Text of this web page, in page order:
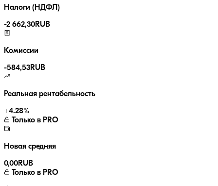
Налоги (НДФЛ)
-2 662,30RUB
Комиссии
-584,53RUB
Реальная рентабельность
+4.28%
Только в PRO
Новая средняя
0,00RUB
Только в PRO